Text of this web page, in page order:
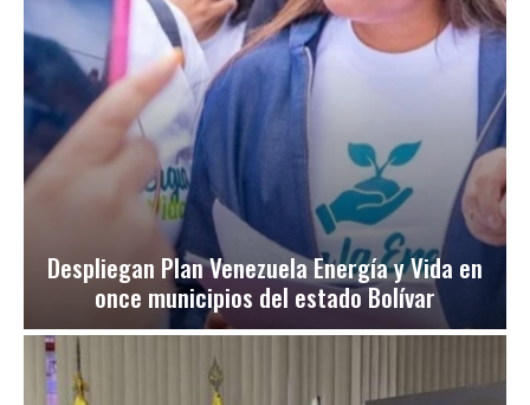
Despliegan Plan Venezuela Energía y Vida en
once municipios del estado Bolívar